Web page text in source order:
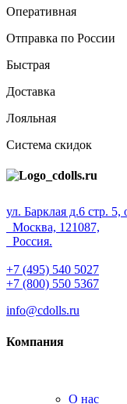
Оперативная
Отправка по России
Быстрая
Доставка
Лояльная
Система скидок
ул. Барклая д.6 стр. 5,
Москва, 121087,
Россия.
+7 (495) 540 5027
+7 (800) 550 5367
info@cdolls.ru
Компания
О нас